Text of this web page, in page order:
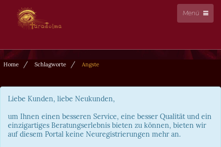
Menü
Home Schlagworte Angste
Liebe Kunden, liebe Neukunden,
um Ihnen einen besseren Service, eine besser Qualität und ein
einzigartiges Beratungserlebnis bieten zu können, bieten wir
auf diesem Portal keine Neuregistrierungen mehr an.